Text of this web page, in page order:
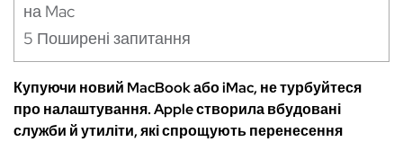
на Mac
5 Поширені запитання
Купуючи новий MacBook або iMac, не турбуйтеся
про налаштування. Apple створила вбудовані
служби й утиліти, які спрощують перенесення